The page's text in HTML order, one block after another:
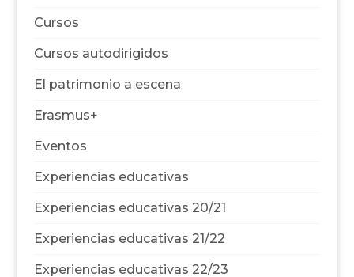
Cursos
Cursos autodirigidos
El patrimonio a escena
Erasmus+
Eventos
Experiencias educativas
Experiencias educativas 20/21
Experiencias educativas 21/22
Experiencias educativas 22/23